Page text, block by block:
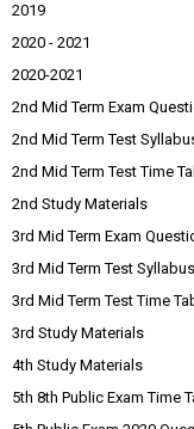
2019
2020 - 2021
2020-2021
2nd Mid Term Exam
2nd Mid Term Test
2nd Mid Term Test Time
2nd Study Materials
3rd Mid Term Exam
3rd Mid Term Test Syllabus
3rd Mid Term Test Time
3rd Study Materials
4th Study Materials
5th 8th Public Exam Time